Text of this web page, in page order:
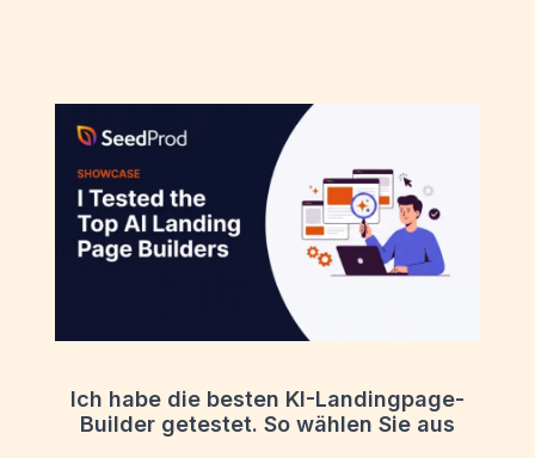
Ich habe die besten KI-Landingpage-
Builder getestet. So wählen Sie aus